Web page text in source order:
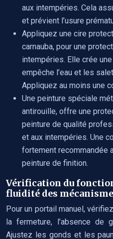
aux intempéries. Cela
et prévient l’usure
Appliquez une cire
carnauba, pour une
intempéries. Elle crée
empêche l’eau et les
Appliquez au moins une
Une peinture spéciale
antirouille, offre une
peinture de qualité
et aux intempéries. Une
fortement recommandée
peinture de finition.
Vérification du
fluidité des
Pour un portail manuel,
la fermeture, l’absence de
Ajustez les gonds et les